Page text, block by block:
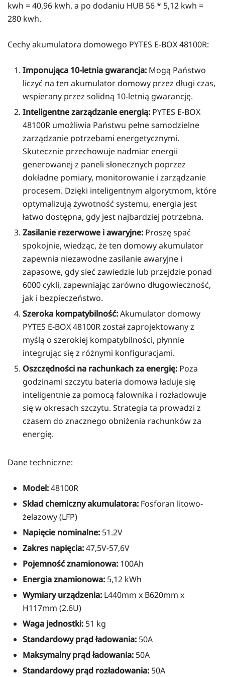
kwh = 40,96 kwh, a po dodaniu HUB 56 * 5,12 kwh =
280 kwh.
Cechy akumulatora domowego PYTES E-BOX 48100R:
Imponująca 10-letnia gwarancja: Mogą Państwo
liczyć na ten akumulator domowy przez długi czas,
wspierany przez solidną 10-letnią gwarancję.
Inteligentne zarządzanie energią: PYTES E-BOX
48100R umożliwia Państwu pełne samodzielne
zarządzanie potrzebami energetycznymi.
Skutecznie przechowuje nadmiar energii
generowanej z paneli słonecznych poprzez
dokładne pomiary, monitorowanie i zarządzanie
procesem. Dzięki inteligentnym algorytmom, które
optymalizują żywotność systemu, energia jest
łatwo dostępna, gdy jest najbardziej potrzebna.
Zasilanie rezerwowe i awaryjne: Proszę spać
spokojnie, wiedząc, że ten domowy akumulator
zapewnia niezawodne zasilanie awaryjne i
zapasowe, gdy sieć zawiedzie lub przejdzie ponad
6000 cykli, zapewniając zarówno długowieczność,
jak i bezpieczeństwo.
Szeroka kompatybilność:Akumulator domowy
PYTES E-BOX 48100R został zaprojektowany z
myślą o szerokiej kompatybilności, płynnie
integrując się z różnymi konfiguracjami.
Oszczędności na rachunkach za energię: Poza
godzinami szczytu bateria domowa ładuje się
inteligentnie za pomocą falownika i rozładowuje
się w okresach szczytu. Strategia ta prowadzi z
czasem do znacznego obniżenia rachunków za
energię.
Dane techniczne:
Model:48100R
Skład chemiczny akumulatora: Fosforan litowo-
żelazowy (LFP)
Napięcie nominalne: 51.2V
Zakres napięcia:47,5V-57,6V
Pojemność znamionowa: 100Ah
Energia znamionowa: 5,12 kWh
Wymiary urządzenia: L440mm x B620mm x
H117mm (2.6U)
Waga jednostki: 51 kg
Standardowy prąd ładowania: 50A
Maksymalny prąd ładowania: 50A
Standardowy prąd rozładowania: 50A